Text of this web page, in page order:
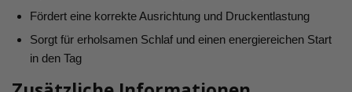
Fördert eine korrekte Ausrichtung und Druckentlastung
Sorgt für erholsamen Schlaf und einen energiereichen Start
in den Tag